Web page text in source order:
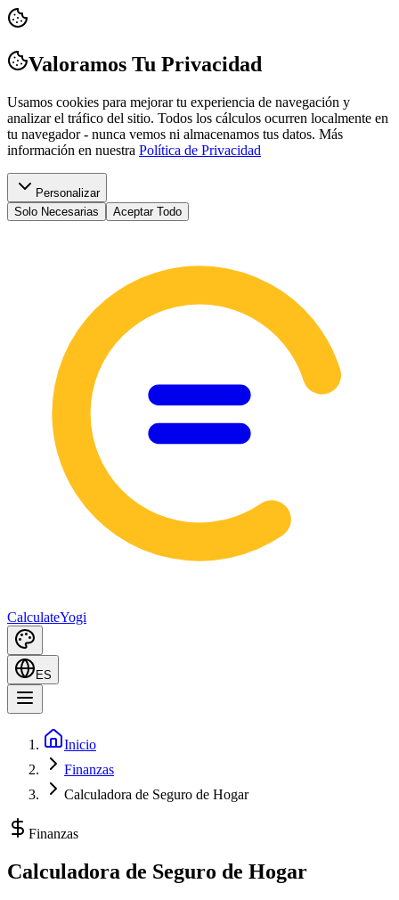
Valoramos Tu Privacidad
Usamos cookies para mejorar tu experiencia de navegación y
analizar el tráfico del sitio. Todos los cálculos ocurren localmente en
tu navegador - nunca vemos ni almacenamos tus datos. Más
información en nuestra Política de Privacidad
Personalizar
Solo Necesarias
Aceptar Todo
CalculateYogi
ES
Inicio
Finanzas
Calculadora de Seguro de Hogar
Finanzas
Calculadora de Seguro de Hogar